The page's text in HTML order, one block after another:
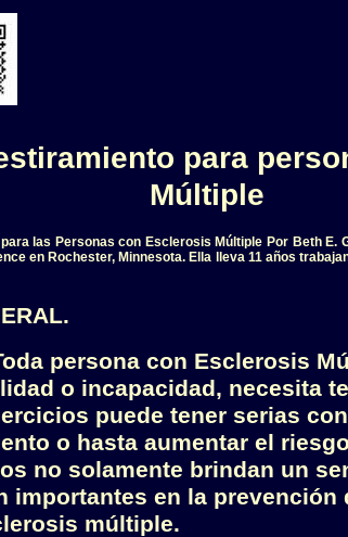
para
Múltiple
las Personas con Esclerosis Múltiple Por Beth E.
en Rochester, Minnesota. Ella lleva 11 años
persona con Esclerosis
o incapacidad, necesita
puede tener serias
o hasta aumentar el
no solamente brindan un
importantes en la prevención
múltiple.